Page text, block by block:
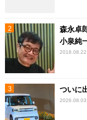
森永卓
小泉純
2018.08.22
ついに
2026.08.03